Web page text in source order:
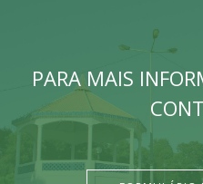
PARA MAIS